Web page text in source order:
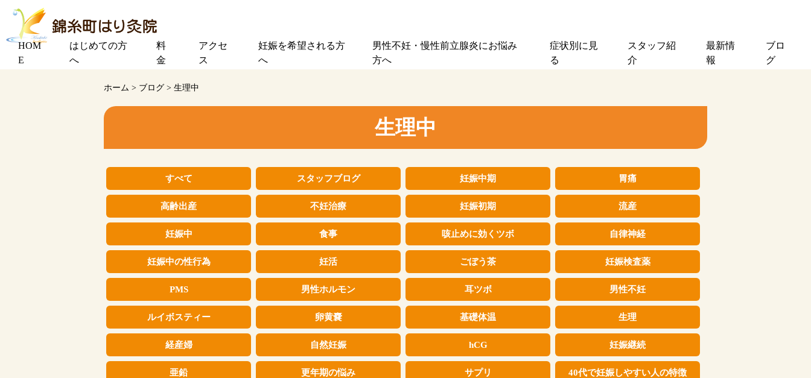
HOM
E
はじめての方
へ
料
金
アクセ
ス
妊娠を希望される方
へ
男性不妊・慢性前立腺炎にお悩み
方へ
症状別に見
る
スタッフ紹
介
最新情
報
ブロ
グ
ホーム > ブログ > 生理中
生理中
すべて スタッフブログ 妊娠中期 胃痛
高齢出産 不妊治療 妊娠初期 流産
妊娠中 食事 咳止めに効くツボ 自律神経
妊娠中の性行為 妊活 ごぼう茶 妊娠検査薬
PMS 男性ホルモン 耳ツボ 男性不妊
ルイボスティー 卵黄嚢 基礎体温 生理
経産婦 自然妊娠 hCG 妊娠継続
亜鉛 更年期の悩み サプリ 40代で妊娠しやすい人の特徴